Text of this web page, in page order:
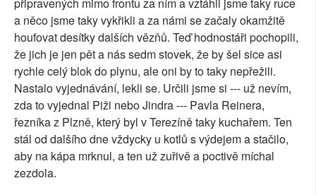
a něco jsme taky vykřikli a za námi se začaly okamžitě
houfovat desítky dalších vězňů. Teď hodnostáři pochopili,
že jich je jen pět a nás sedm stovek, že by šel sice asi
rychle celý blok do plynu, ale oni by to taky nepřežili.
Nastalo vyjednávání, lekli se. Určili jsme si --- už nevím,
zda to vyjednal Piži nebo Jindra --- Pavla Reinera,
řezníka z Plzně, který byl v Terezíně taky kuchařem. Ten
stál od dalšího dne vždycky u kotlů s výdejem a stačilo,
aby na kápa mrknul, a ten už zuřivě a poctivě míchal
zezdola.